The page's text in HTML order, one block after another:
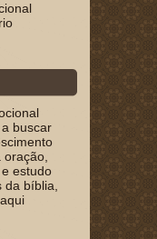
buscar
estudo
bíblia,